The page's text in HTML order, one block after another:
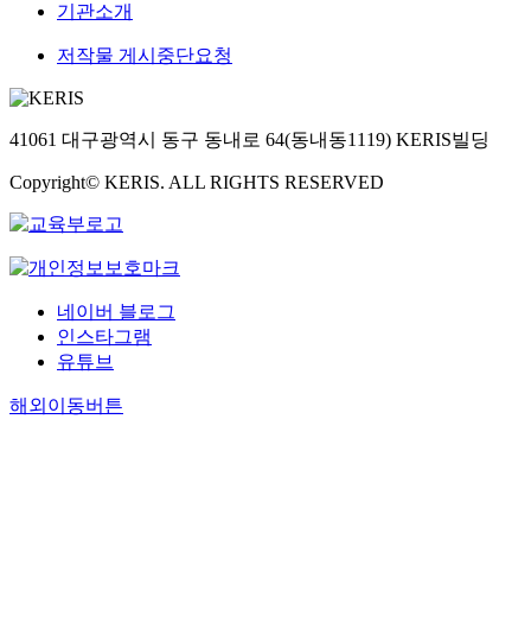
기관소개
저작물 게시중단요청
41061 대구광역시 동구 동내로 64(동내동1119) KERIS빌딩
Copyright© KERIS. ALL RIGHTS RESERVED
네이버 블로그
인스타그램
유튜브
해외이동버튼